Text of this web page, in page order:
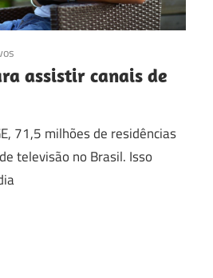
assistir canais de
71,5 milhões de residências
televisão no Brasil. Isso